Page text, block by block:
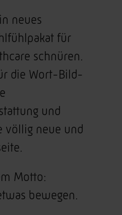
neues
für
schnüren.
die Wort-Bild-
und
völlig neue und
Motto:
bewegen.